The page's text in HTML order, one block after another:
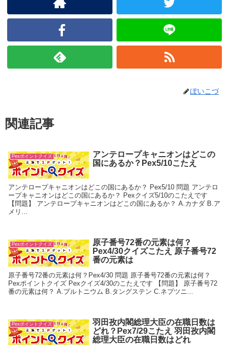
ぽいこづ
関連記事
Pexポイントクイズ
アンテロープキャニオンはどこの
国にあるか？Pex5/10こたえ
アンテロープキャニオンはどこの国にあるか？ Pex5/10 問題 アンテロ
ープキャニオンはどこの国にあるか？ Pexクイズ5/10のこたえです
【問題】 アンテロープキャニオンはどこの国にあるか？ A.カナダ B.ア
メリ...
Pexポイントクイズ
原子番号72番の元素は何？
Pex4/30クイズこたえ 原子番号72
番の元素は
原子番号72番の元素は何？Pex4/30 問題 原子番号72番の元素は何？
Pexポイントクイズ Pexクイズ4/30のこたえです 【問題】 原子番号72
番の元素は何？ A.プルトニウム B.タングステン C.ネプツニ...
Pexポイントクイズ
羽田孜内閣総理大臣の在職日数は
どれ？Pex7/29こたえ 羽田孜内閣
総理大臣の在職日数はどれ